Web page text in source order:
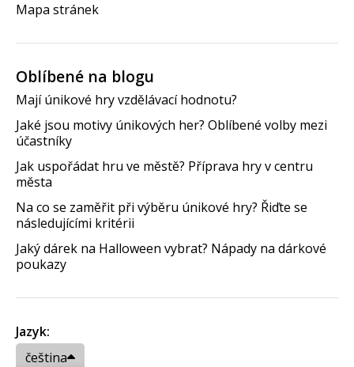
Mapa stránek
Oblíbené na blogu
Mají únikové hry vzdělávací hodnotu?
Jaké jsou motivy únikových her? Oblíbené volby mezi
účastníky
Jak uspořádat hru ve městě? Příprava hry v centru
města
Na co se zaměřit při výběru únikové hry? Řiďte se
následujícími kritérii
Jaký dárek na Halloween vybrat? Nápady na dárkové
poukazy
Jazyk:
čeština